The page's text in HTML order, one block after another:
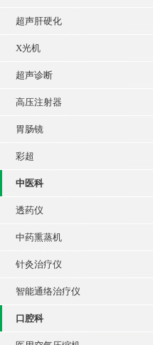
超声肝硬化
X光机
超声诊断
高压注射器
胃肠镜
彩超
中医科
透药仪
中药熏蒸机
针灸治疗仪
智能通络治疗仪
口腔科